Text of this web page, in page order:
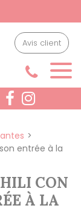
Avis client
entrée à la
CON
À LA